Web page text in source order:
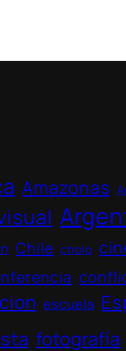
Amazonas
Chile cholo
escuela
fotografía